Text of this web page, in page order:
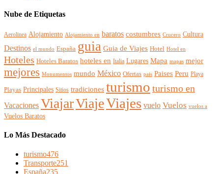
Nube de Etiquetas
Aerolinea Alojamiento Alojamiento en baratos costumbres Crucero Cultura
Destinos el mundo España guia Guia de Viajes Hotel Hotel en
Hoteles Hoteles Baratos hoteles en Italia Lugares Mapa mapas mejor
mejores Monumentos mundo México Ofertas pais Paises Peru Playa
Playas Principales Sitios tradiciones turismo turismo en
Vacaciones ViajarViajeViajes vuelo Vuelos vuelos a
Vuelos Baratos
Lo Más Destacado
turismo476
Transporte251
España235